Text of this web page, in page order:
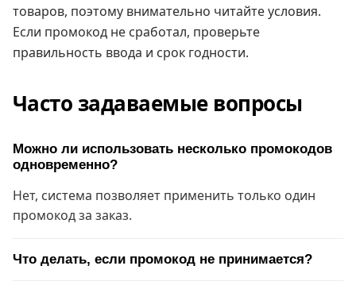
товаров, поэтому внимательно читайте условия.
Если промокод не сработал, проверьте
правильность ввода и срок годности.
Часто задаваемые вопросы
Можно ли использовать несколько промокодов
одновременно?
Нет, система позволяет применить только один
промокод за заказ.
Что делать, если промокод не принимается?